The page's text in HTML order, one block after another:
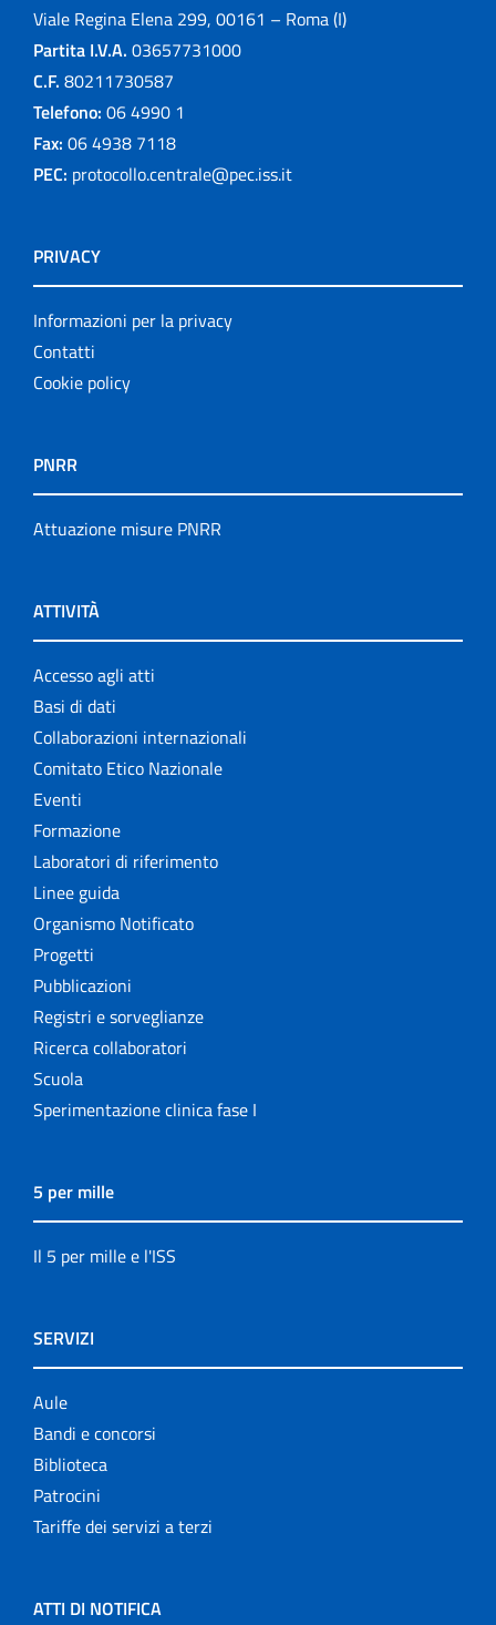
Viale Regina Elena 299, 00161 – Roma (I)
Partita I.V.A. 03657731000
C.F. 80211730587
Telefono: 06 4990 1
Fax: 06 4938 7118
PEC: protocollo.centrale@pec.iss.it
PRIVACY
Informazioni per la privacy
Contatti
Cookie policy
PNRR
Attuazione misure PNRR
ATTIVITÀ
Accesso agli atti
Basi di dati
Collaborazioni internazionali
Comitato Etico Nazionale
Eventi
Formazione
Laboratori di riferimento
Linee guida
Organismo Notificato
Progetti
Pubblicazioni
Registri e sorveglianze
Ricerca collaboratori
Scuola
Sperimentazione clinica fase I
5 per mille
Il 5 per mille e l'ISS
SERVIZI
Aule
Bandi e concorsi
Biblioteca
Patrocini
Tariffe dei servizi a terzi
ATTI DI NOTIFICA